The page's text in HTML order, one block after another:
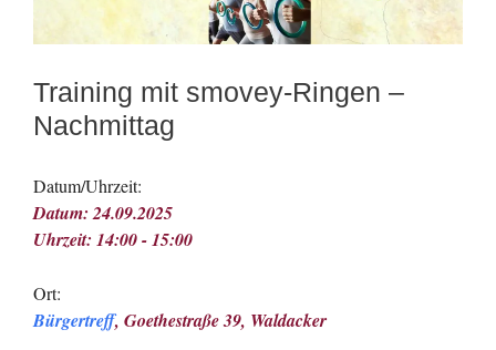
Training mit smovey-Ringen –
Nachmittag
Datum/Uhrzeit:
Datum: 24.09.2025
Uhrzeit: 14:00 - 15:00
Ort:
Bürgertreff, Goethestraße 39, Waldacker